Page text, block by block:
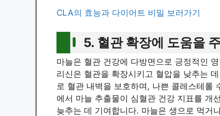
CLA의 효능과 다이어트 비밀 보러가기
5. 혈관 확장에 도움을
마늘은 혈관 건강에 다방면으로 긍정적인
리신은 혈관을 확장시키고 혈압을 낮추는
로 혈관 내벽을 보호하며, 나쁜 콜레스테롤
에서 마늘 추출물이 심혈관 건강 지표를 개
늦추는 데 기여합니다. 마늘은 생으로 먹거